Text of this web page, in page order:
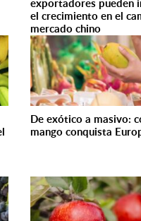
exportadores pueden
el crecimiento en el
mercado chino
De exótico a masivo:
mango conquista